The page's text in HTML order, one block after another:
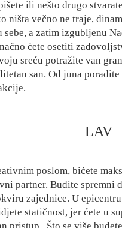
ili nešto drugo
ništa večno ne traje,
sebe, a zatim izgubljenu
ćete osetiti
sreću potražite van
san. Od juna
LAV
poslom, bićete
partner. Budite spremni
zajednice. U
statičnost, jer ćete u
pristup.
Što se više